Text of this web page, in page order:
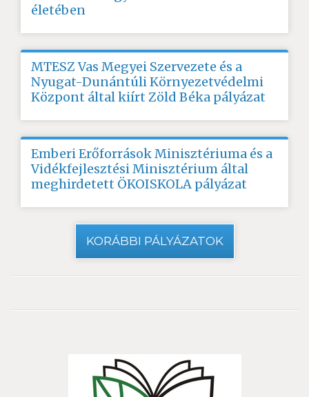
életében
MTESZ Vas Megyei Szervezete és a
Nyugat-Dunántúli Környezetvédelmi
Központ által kiírt Zöld Béka pályázat
Emberi Erőforrások Minisztériuma és a
Vidékfejlesztési Minisztérium által
meghirdetett ÖKOISKOLA pályázat
KORÁBBI PÁLYÁZATOK